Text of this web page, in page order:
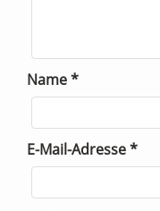
Name*
E-Mail-Adresse*